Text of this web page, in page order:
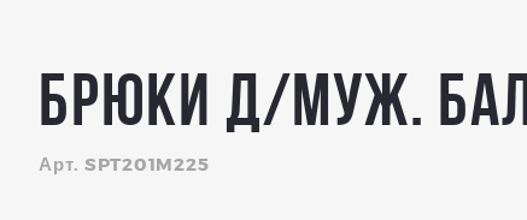
Брюки д/муж.
Арт. SPT201M225